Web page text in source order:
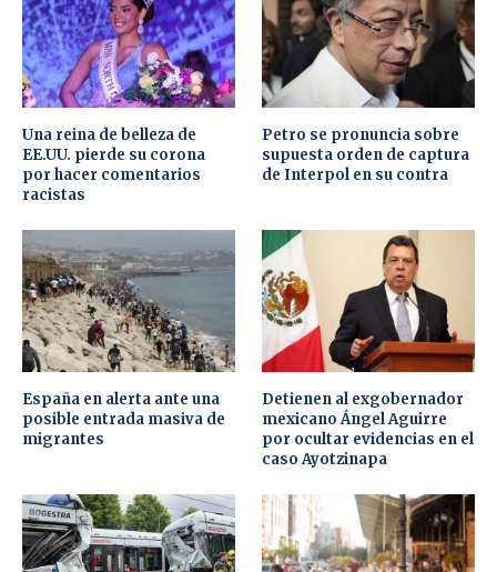
Una reina de belleza de
EE.UU. pierde su corona
por hacer comentarios
racistas
Petro se pronuncia sobre
supuesta orden de captura
de Interpol en su contra
España en alerta ante una
posible entrada masiva de
migrantes
Detienen al exgobernador
mexicano Ángel Aguirre
por ocultar evidencias en el
caso Ayotzinapa